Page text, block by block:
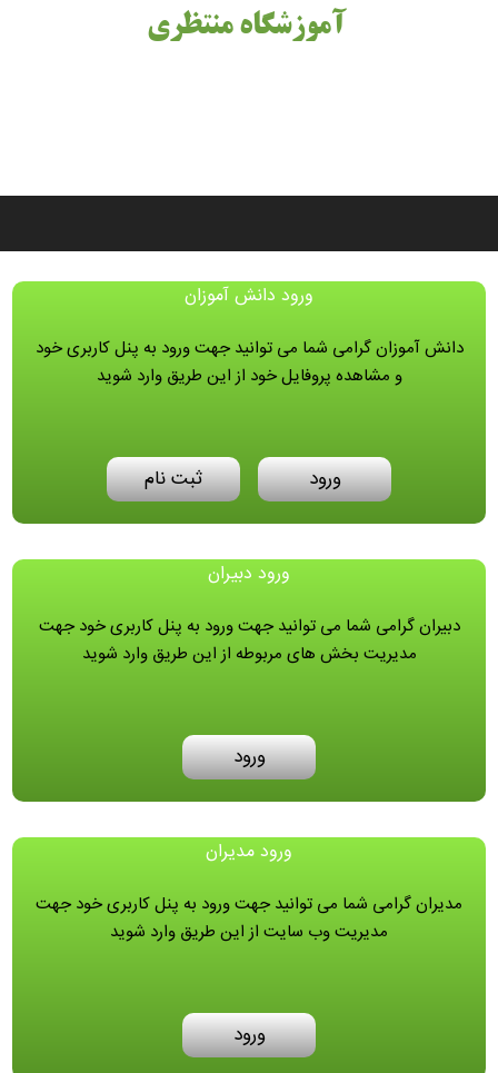
آموزشگاه منتظری
ورود دانش آموزان
دانش آموزان گرامی شما می توانید جهت ورود به پنل کاربری خود
و مشاهده پروفایل خود از این طریق وارد شوید
ورود ثبت نام
ورود دبیران
دبیران گرامی شما می توانید جهت ورود به پنل کاربری خود جهت
مدیریت بخش های مربوطه از این طریق وارد شوید
ورود
ورود مدیران
مدیران گرامی شما می توانید جهت ورود به پنل کاربری خود جهت
مدیریت وب سایت از این طریق وارد شوید
ورود